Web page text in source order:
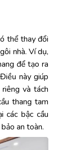
thể thay đổi
nhà. Ví dụ,
để tạo ra
này giúp
và tách
thang tam
các bậc cầu
an toàn.